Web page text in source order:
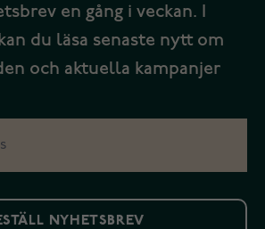
en gång i veckan. I
du läsa senaste nytt om
och aktuella kampanjer
NYHETSBREV